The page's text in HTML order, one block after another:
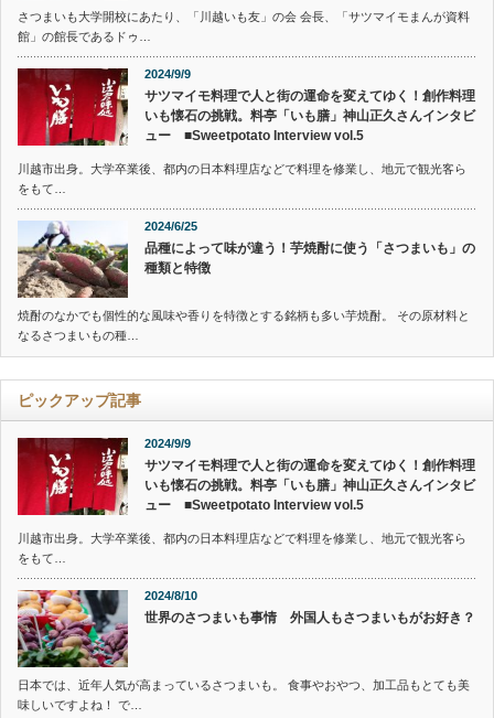
さつまいも大学開校にあたり、「川越いも友」の会 会長、「サツマイモまんが資料
館」の館長であるドゥ…
2024/9/9
サツマイモ料理で人と街の運命を変えてゆく！創作料理
いも懐石の挑戦。料亭「いも膳」神山正久さんインタビ
ュー ■Sweetpotato Interview vol.5
川越市出身。大学卒業後、都内の日本料理店などで料理を修業し、地元で観光客ら
をもて…
2024/6/25
品種によって味が違う！芋焼酎に使う「さつまいも」の
種類と特徴
焼酎のなかでも個性的な風味や香りを特徴とする銘柄も多い芋焼酎。 その原材料と
なるさつまいもの種…
ピックアップ記事
2024/9/9
サツマイモ料理で人と街の運命を変えてゆく！創作料理
いも懐石の挑戦。料亭「いも膳」神山正久さんインタビ
ュー ■Sweetpotato Interview vol.5
川越市出身。大学卒業後、都内の日本料理店などで料理を修業し、地元で観光客ら
をもて…
2024/8/10
世界のさつまいも事情 外国人もさつまいもがお好き？
日本では、近年人気が高まっているさつまいも。 食事やおやつ、加工品もとても美
味しいですよね！ で…